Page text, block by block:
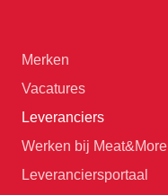
Merken
Vacatures
Leveranciers
Werken bij Meat&More
Leveranciersportaal